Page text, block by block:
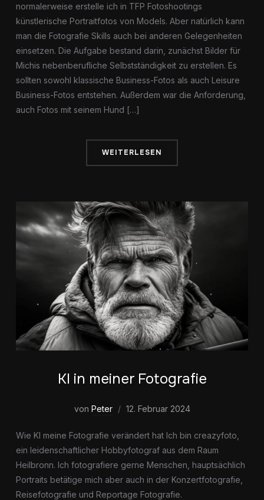
normalerweise erstelle ich in TFP Fotoshootings
künstlerische Portraitfotos von Models. Aber natürlich kann
man die Fotografie Skills auch bei anderen Gelegenheiten
einsetzen. Die Aufgabe bestand darin, zunächst Bilder für
Michis nebenberufliche Selbstständigkeit zu erstellen. Es
sollten sowohl klassische Business-Fotos als auch Leisure
Business-Fotos entstehen. Außerdem war die Anforderung,
auch Fotos mit seinem Hund […]
WEITERLESEN
KI in meiner Fotografie
von Peter 12. Februar 2024
Wie KI meine Fotografie verändert hat Ich bin creazyfoto,
ein leidenschaftlicher Hobbyfotograf aus dem Raum
Heilbronn. Ich fotografiere gerne Menschen, hauptsächlich
Portraits betätige mich aber auch in der Konzertfotografie,
Reisefotografie und Reportage Fotografie.